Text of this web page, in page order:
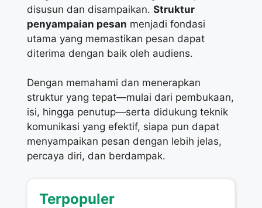
disusun dan disampaikan. Struktur
penyampaian pesan menjadi fondasi
utama yang memastikan pesan dapat
diterima dengan baik oleh audiens.
Dengan memahami dan menerapkan
struktur yang tepat—mulai dari pembukaan,
isi, hingga penutup—serta didukung teknik
komunikasi yang efektif, siapa pun dapat
menyampaikan pesan dengan lebih jelas,
percaya diri, dan berdampak.
Terpopuler